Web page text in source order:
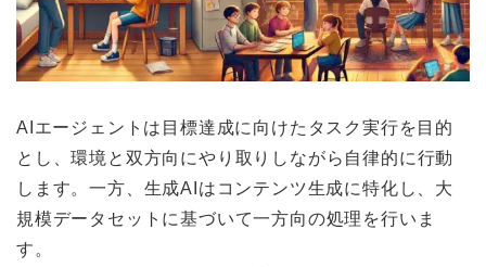
AIエージェントは目標達成に向けたタスク実行を目的
とし、環境と双方向にやり取りしながら自律的に行動
します。一方、生成AIはコンテンツ生成に特化し、大
規模データセットに基づいて一方向の処理を行いま
す。